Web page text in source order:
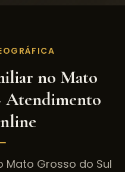
no Mato
Mato Grosso do Sul